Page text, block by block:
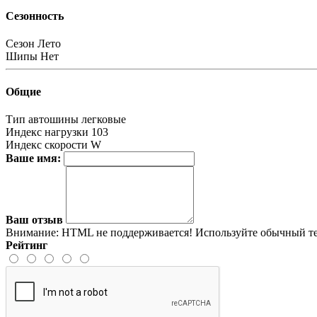
Сезонность
Сезон Лето
Шипы Нет
Общие
Тип автошины легковые
Индекс нагрузки 103
Индекс скорости W
Ваше имя:
Ваш отзыв
Внимание: HTML не поддерживается! Используйте обычный
Рейтинг